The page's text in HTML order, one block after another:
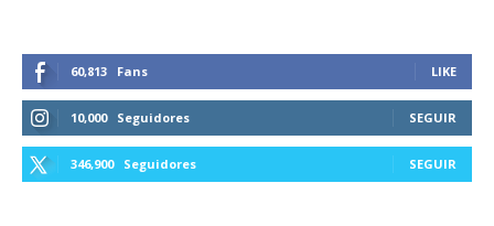
60,813 Fans LIKE
10,000 Seguidores SEGUIR
346,900 Seguidores SEGUIR